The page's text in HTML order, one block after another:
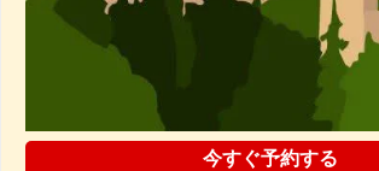
今すぐ予約する